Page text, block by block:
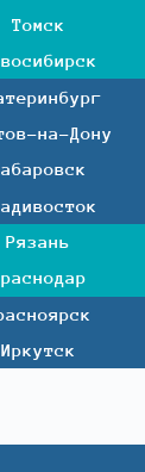
Томск
на-Дону
Рязань
Иркутск